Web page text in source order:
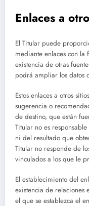
Enlaces a
El Titular puede
mediante enlaces con
existencia de otras
podrá ampliar los datos
Estos enlaces a otros
sugerencia o
de destino, que están
Titular no es
ni del resultado que
Titular no responde de
vinculados a los que le
El establecimiento del
existencia de relaciones
el que se establezca el